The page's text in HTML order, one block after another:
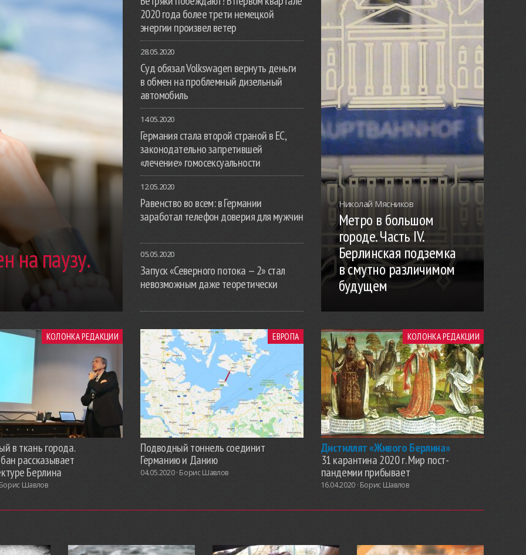
на паузу.
2020 года более трети немецкой
энергии произвел ветер
28.05.2020
Суд обязал Volkswagen вернуть деньги
в обмен на проблемный дизельный
автомобиль
14.05.2020
Германия стала второй страной в ЕС,
законодательно запретившей
«лечение» гомосексуальности
12.05.2020
Равенство во всем: в Германии
заработал телефон доверия для мужчин
05.05.2020
Запуск «Северного потока — 2» стал
невозможным даже теоретически
Николай Мясников
Метро в большом
городе. Часть IV.
Берлинская подземка
в смутно различимом
будущем
КОЛОНКА РЕДАКЦИИ
в ткань города.
рассказывает
Берлина
Шавлов
ЕВРОПА
Подводный тоннель соединит
Германию и Данию
04.05.2020 · Борис Шавлов
КОЛОНКА РЕДАКЦИИ
Дистиллят «Живого Берлина»
31 карантина 2020 г. Мир пост-
пандемии прибывает
16.04.2020 · Борис Шавлов